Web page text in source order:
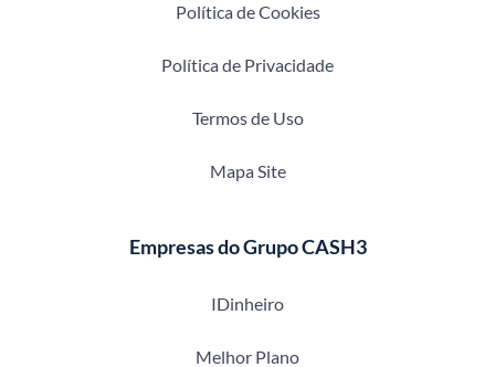
Política de Cookies
Política de Privacidade
Termos de Uso
Mapa Site
Empresas do Grupo CASH3
IDinheiro
Melhor Plano